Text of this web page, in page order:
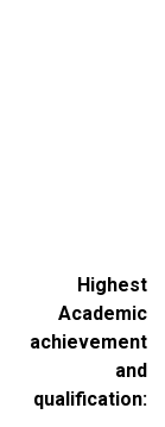
Highest
Academic
achievement
and
qualification